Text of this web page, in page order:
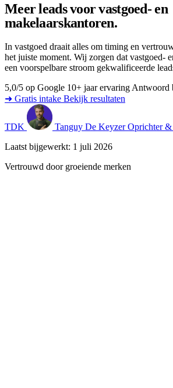
Meer leads voor vastgoed- en
makelaarskantoren.
In vastgoed draait alles om timing en
het juiste moment. Wij zorgen dat vastgoed-
een voorspelbare stroom gekwalificeerde
5,0/5 op Google 10+ jaar ervaring Antwoord
➜ Gratis intake Bekijk resultaten
TDK Tanguy De Keyzer Oprichter &
Laatst bijgewerkt: 1 juli 2026
Vertrouwd door groeiende merken